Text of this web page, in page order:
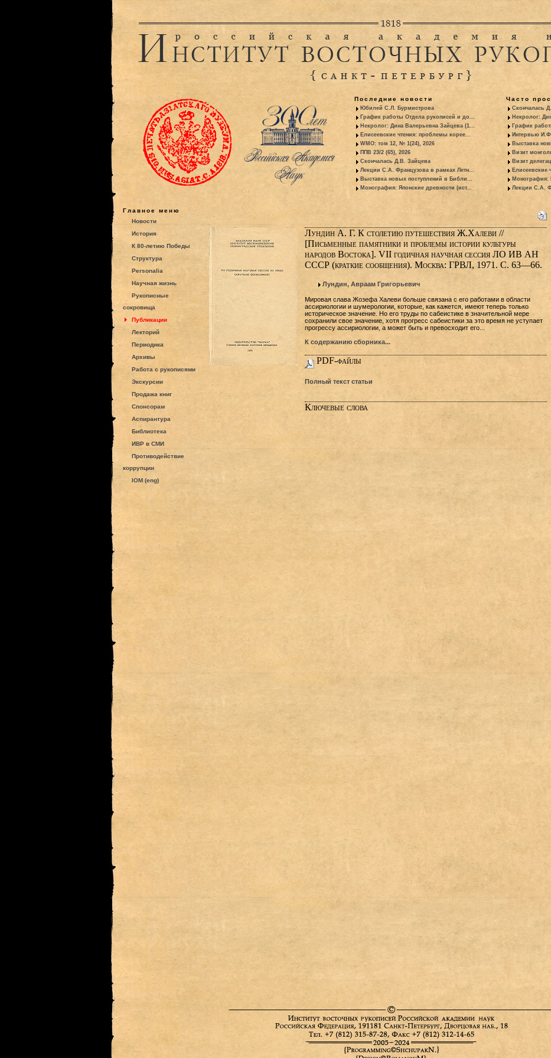
Последние новости
Юбилей С.Л. Бурмистрова
График работы Отдела рукописей и до...
Некролог: Дина Валерьевна Зайцева (1...
Елисеевские чтения: проблемы корее...
WMO: том 12, № 1(24), 2026
ППВ 23/2 (65), 2026
Скончалась Д.В. Зайцева
Лекции С.А. Французова в рамках Летн...
Выставка новых поступлений в Библи...
Монография: Японские древности (ист...
Часто
Скончалась
Некролог:
График
Интервью
Выставка
Визит
Визит
Елисеевские
Монография:
Лекции С.А.
Главное меню
Новости
История
К 80-летию Победы
Структура
Personalia
Научная жизнь
Рукописные
сокровища
Публикации
Лекторий
Периодика
Архивы
Работа с рукописями
Экскурсии
Продажа книг
Спонсорам
Аспирантура
Библиотека
ИВР в СМИ
Противодействие
коррупции
IOM (eng)
Лундин А. Г. К столетию путешествия Ж.Халеви //
[Письменные памятники и проблемы истории культуры
народов Востока]. VII годичная научная сессия ЛО ИВ АН
СССР (краткие сообщения). Москва: ГРВЛ, 1971. С. 63—66.
Лундин, Авраам Григорьевич
Мировая слава Жозефа Халеви больше связана с его работами в области
ассириологии и шумерологии, которые, как кажется, имеют теперь только
историческое значение. Но его труды по сабеистике в значительной мере
сохранили свое значение, хотя прогресс сабеистики за это время не уступает
прогрессу ассириологии, а может быть и превосходит его...
К содержанию сборника...
PDF-файлы
Полный текст статьи
Ключевые слова